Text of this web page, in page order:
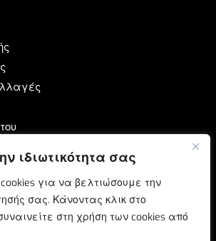
ιδιωτικότητα σας
για να βελτιώσουμε την
σας. Κάνοντας κλικ στο
στη χρήση των cookies από